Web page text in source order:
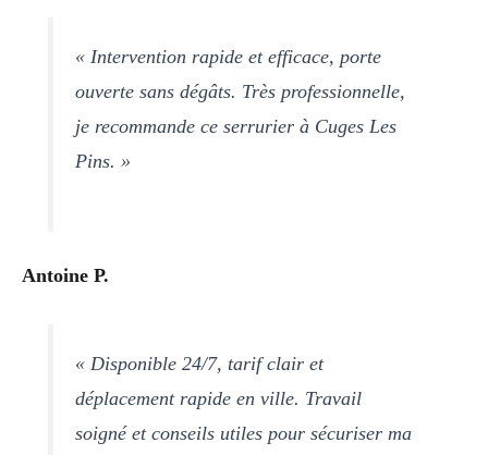
« Intervention rapide et efficace, porte
ouverte sans dégâts. Très professionnelle,
je recommande ce serrurier à Cuges Les
Pins. »
Antoine P.
« Disponible 24/7, tarif clair et
déplacement rapide en ville. Travail
soigné et conseils utiles pour sécuriser ma